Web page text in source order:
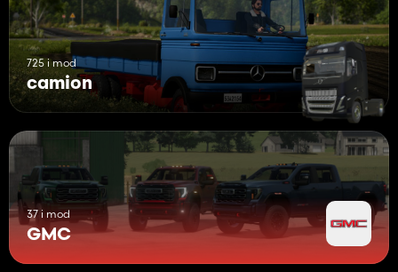
725 i mod
camion
37 i mod
GMC